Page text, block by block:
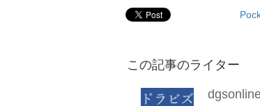
この記事のライター